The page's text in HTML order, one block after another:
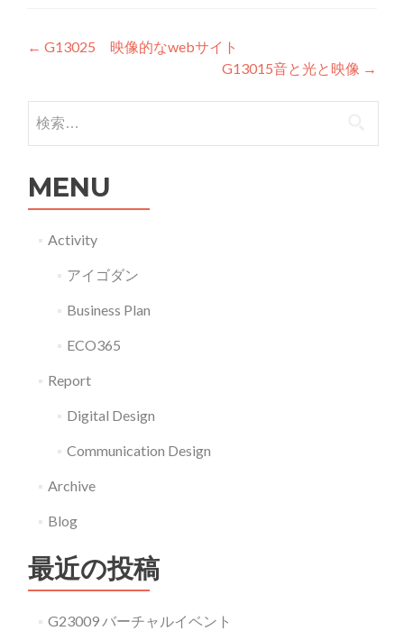
投稿ナビゲーション
← G13025 映像的なwebサイト
G13015音と光と映像 →
検索:
MENU
Activity
アイゴダン
Business Plan
ECO365
Report
Digital Design
Communication Design
Archive
Blog
最近の投稿
G23009 バーチャルイベント